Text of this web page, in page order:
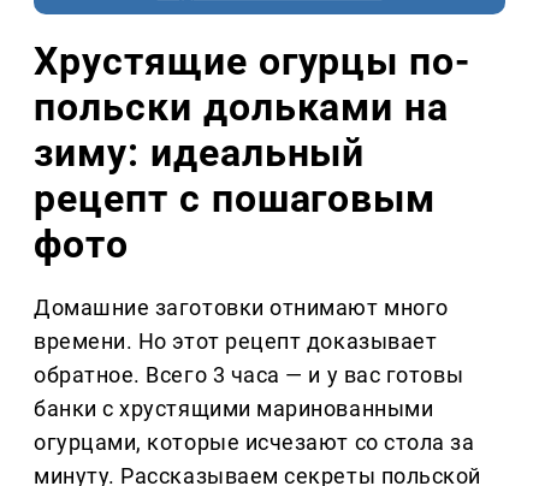
Хрустящие огурцы по-
польски дольками на
зиму: идеальный
рецепт с пошаговым
фото
Домашние заготовки отнимают много
времени. Но этот рецепт доказывает
обратное. Всего 3 часа — и у вас готовы
банки с хрустящими маринованными
огурцами, которые исчезают со стола за
минуту. Рассказываем секреты польской